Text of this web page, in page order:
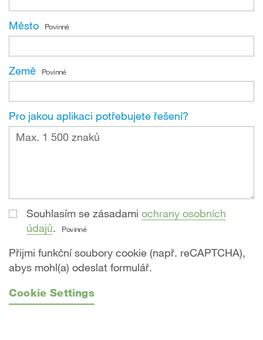
Město Povinné
Země Povinné
Pro jakou aplikaci potřebujete řešení?
Souhlasím se zásadamiochrany osobních
údajů. Povinné
Přijmi funkční soubory cookie (např. reCAPTCHA),
abys mohl(a) odeslat formulář.
Cookie Settings